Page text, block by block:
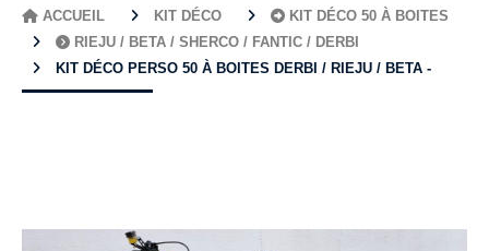
ACCUEIL KIT DÉCO
KIT DÉCO 50 À BOITES
RIEJU / BETA / SHERCO / FANTIC / DERBI
KIT DÉCO PERSO 50 À BOITES DERBI / RIEJU / BETA -